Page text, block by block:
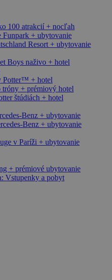
100 atrakcií + nocľah
Funpark + ubytovanie
Resort + ubytovanie
Boys naživo + hotel
Potter™ + hotel
tróny + prémiový hotel
štúdiách + hotel
Benz + ubytovanie
Benz + ubytovanie
v Paríži + ubytovanie
+ prémiové ubytovanie
Vstupenky a pobyt